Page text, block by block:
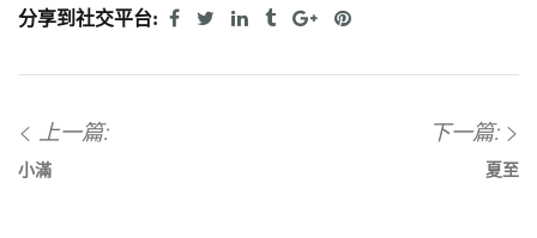
分享到社交平台:
上一篇:
小滿
下一篇:
夏至